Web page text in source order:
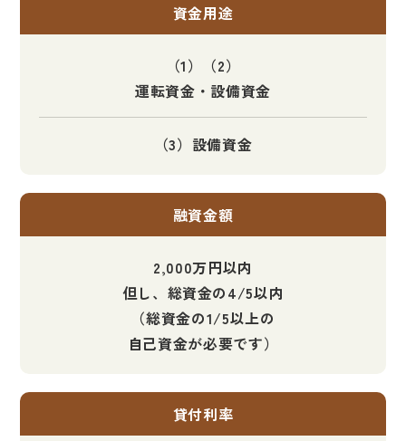
資金用途
（1）（2）
運転資金・設備資金
（3）設備資金
融資金額
2,000万円以内
但し、総資金の4/5以内
（総資金の1/5以上の
自己資金が必要です）
貸付利率